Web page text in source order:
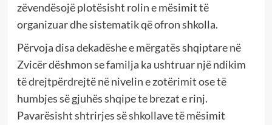
zëvendësojë plotësisht rolin e mësimit të
organizuar dhe sistematik që ofron shkolla.
Përvoja disa dekadëshe e mërgatës shqiptare në
Zvicër dëshmon se familja ka ushtruar një ndikim
të drejtpërdrejtë në nivelin e zotërimit ose të
humbjes së gjuhës shqipe te brezat e rinj.
Pavarësisht shtrirjes së shkollave të mësimit